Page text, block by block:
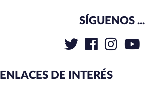
SÍGUENOS ...
ENLACES DE INTERÉS